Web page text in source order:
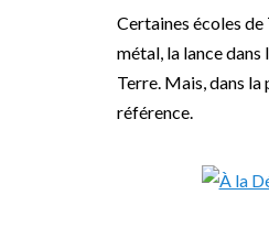
Certaines écoles de
métal, la lance dans
Terre. Mais, dans
référence.